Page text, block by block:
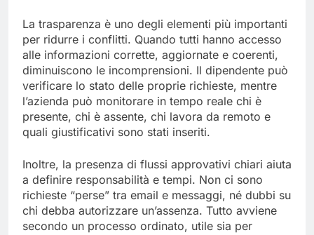
La trasparenza è uno degli elementi più importanti
per ridurre i conflitti. Quando tutti hanno accesso
alle informazioni corrette, aggiornate e coerenti,
diminuiscono le incomprensioni. Il dipendente può
verificare lo stato delle proprie richieste, mentre
l’azienda può monitorare in tempo reale chi è
presente, chi è assente, chi lavora da remoto e
quali giustificativi sono stati inseriti.
Inoltre, la presenza di flussi approvativi chiari aiuta
a definire responsabilità e tempi. Non ci sono
richieste “perse” tra email e messaggi, né dubbi su
chi debba autorizzare un’assenza. Tutto avviene
secondo un processo ordinato, utile sia per